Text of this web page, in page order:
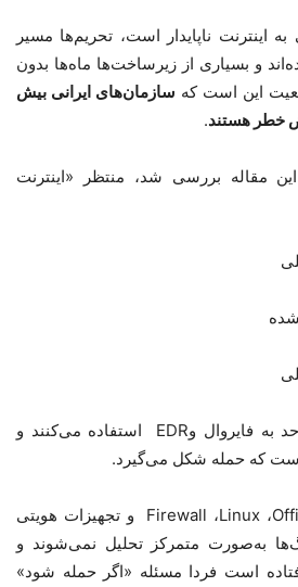
ناپایدار است، تحریم‌ها مسیر
و بسیاری از زیرساخت‌ها ماه‌ها بدون
این است که سازمان‌های ایرانی بیش
خطر هستند.
مقاله بررسی شد، منتظر «اینترنت
به فایروال وEDR
استفاده می‌کنند و
که حمله شکل می‌گیرد.
، Linux، Firewall
و تجهیزات هویتی
به‌صورت متمرکز تحلیل نمی‌شوند و
است فردا مسئله «اگر حمله شود»